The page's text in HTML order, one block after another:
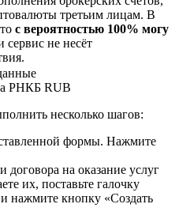
третьим лицам. В
с вероятностью 100% могу
сервис не несёт
РНКБ RUB
несколько шагов:
формы. Нажмите
договора на оказание услуг
их, поставьте галочку
нажмите кнопку «Создать